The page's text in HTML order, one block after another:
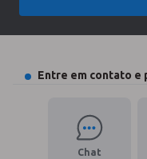
Entre em contato e
Chat